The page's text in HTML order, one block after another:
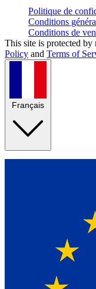
Politique de
Conditions
Conditions de
This site is protected
Policy and Terms of
Français